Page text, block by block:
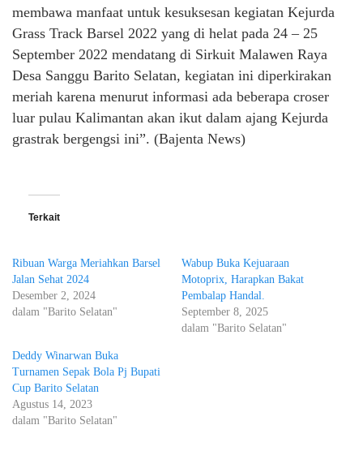
membawa manfaat untuk kesuksesan kegiatan Kejurda
Grass Track Barsel 2022 yang di helat pada 24 – 25
September 2022 mendatang di Sirkuit Malawen Raya
Desa Sanggu Barito Selatan, kegiatan ini diperkirakan
meriah karena menurut informasi ada beberapa croser
luar pulau Kalimantan akan ikut dalam ajang Kejurda
grastrak bergengsi ini”. (Bajenta News)
Terkait
Ribuan Warga Meriahkan Barsel
Jalan Sehat 2024
Desember 2, 2024
dalam "Barito Selatan"
Wabup Buka Kejuaraan
Motoprix, Harapkan Bakat
Pembalap Handal.
September 8, 2025
dalam "Barito Selatan"
Deddy Winarwan Buka
Turnamen Sepak Bola Pj Bupati
Cup Barito Selatan
Agustus 14, 2023
dalam "Barito Selatan"